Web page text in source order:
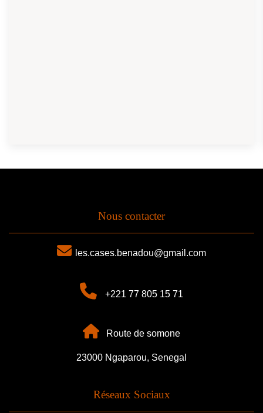
Nous contacter
les.cases.benadou@gmail.com
+221 77 805 15 71
Route de somone
23000 Ngaparou, Senegal
Réseaux Sociaux